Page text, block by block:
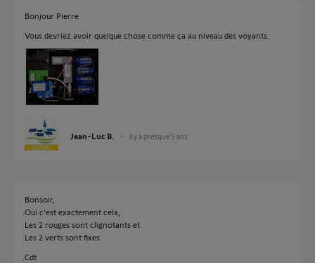
Bonjour Pierre
Vous devriez avoir quelque chose comme ça au niveau des voyants.
Jean-Luc B. il y a presque 5 ans
Bonsoir,
Oui c'est exactement cela,
Les 2 rouges sont clignotants et
Les 2 verts sont fixes
Cdt